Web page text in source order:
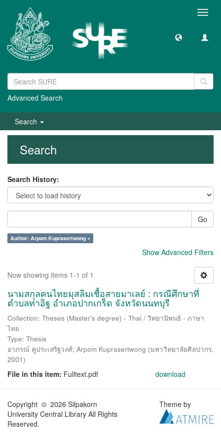
Advanced Search
Search
Search
Search History:
Go
Author: Arpom Kuprasertwong ×
Show Advanced Filters
Now showing items 1-1 of 1
นามสกุลคนไทยมุสลิมเชื้อสายมาเลย์ : กรณีศึกษาที่
ตำบลท่าอิฐ อำเภอปากเกร็ด จังหวัดนนทบุรี
Collection: Theses (Master's degree) - Thai / วิทยานิพนธ์ - ภาษา
ไทย
Type: Thesis
อาภรณ์ คูประเสริฐวงศ์; Arpom Kuprasertwong (มหาวิทยาลัยศิลปากร,
2001)
File in this item: Fulltext.pdf download
Copyright © 2026 Silpakorn
University Central Library All Rights
Reserved.
Theme by